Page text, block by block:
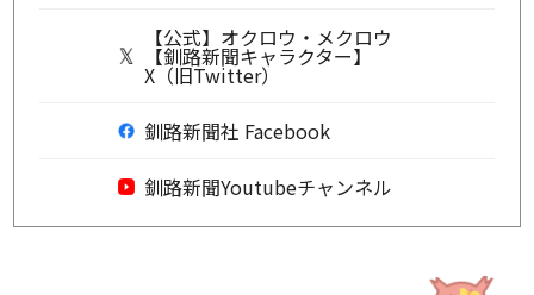
【公式】オクロウ・メクロウ
【釧路新聞キャラクター】
X（旧Twitter）
釧路新聞社 Facebook
釧路新聞Youtubeチャンネル